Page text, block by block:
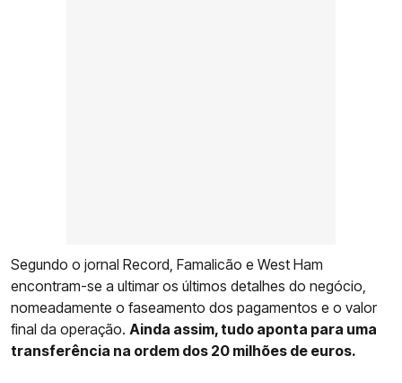
Segundo o jornal Record, Famalicão e West Ham
encontram-se a ultimar os últimos detalhes do negócio,
nomeadamente o faseamento dos pagamentos e o valor
final da operação. Ainda assim, tudo aponta para uma
transferência na ordem dos 20 milhões de euros.